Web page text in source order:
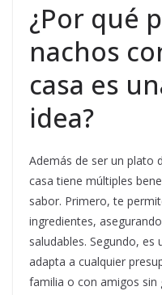
¿Por qué
nachos
casa es
idea?
Además de ser un plato
casa tiene múltiples
sabor. Primero, te
ingredientes,
saludables. Segundo,
adapta a cualquier
familia o con amigos sin